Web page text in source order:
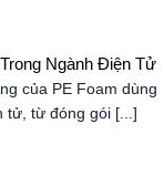
Ngành Điện Tử
của PE Foam dùng
tử, từ đóng gói [...]